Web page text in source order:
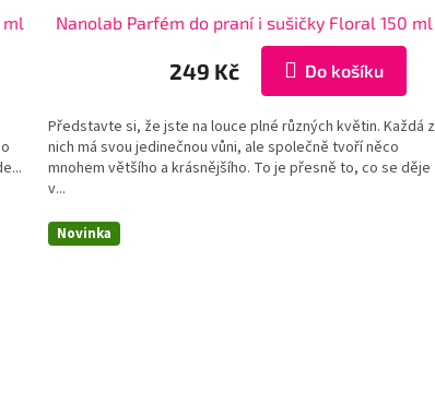
Nanolab Parfém do praní i sušičky Floral 150 ml
249 Kč Do košíku
Představte si, že jste na louce plné různých květin. Každá z
nich má svou jedinečnou vůni, ale společně tvoří něco
mnohem většího a krásnějšího. To je přesně to, co se děje
v...
Novinka